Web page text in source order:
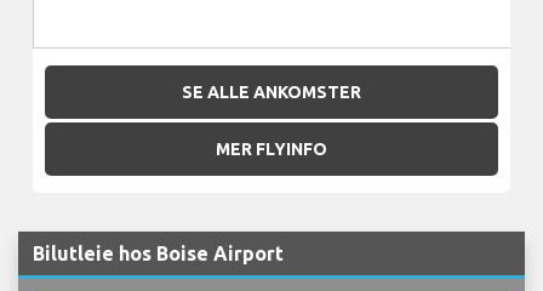
SE ALLE ANKOMSTER
MER FLYINFO
Bilutleie hos Boise Airport